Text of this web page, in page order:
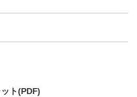
ト(PDF)